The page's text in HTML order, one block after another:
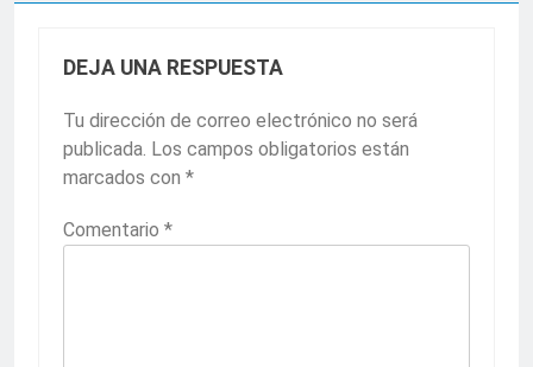
DEJA UNA RESPUESTA
Tu dirección de correo electrónico no será
publicada. Los campos obligatorios están
marcados con *
Comentario *